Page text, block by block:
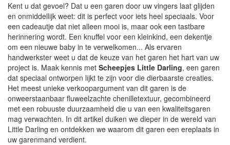
Kent u dat gevoel? Dat u een garen door uw vingers laat glijden
en onmiddellijk weet: dit is perfect voor iets heel speciaals. Voor
een cadeautje dat niet alleen mooi is, maar ook een tastbare
herinnering wordt. Een knuffel voor een kleinkind, een dekentje
om een nieuwe baby in te verwelkomen... Als ervaren
handwerkster weet u dat de keuze van het garen het hart van uw
project is. Maak kennis met Scheepjes Little Darling, een garen
dat speciaal ontworpen lijkt te zijn voor die dierbaarste creaties.
Het meest unieke verkoopargument van dit garen is de
onweerstaanbaar fluweelzachte chenilletextuur, gecombineerd
met een robuuste duurzaamheid die u van een kwaliteitsgaren
mag verwachten. In dit artikel duiken we dieper in de wereld van
Little Darling en ontdekken we waarom dit garen een ereplaats in
uw garenmand verdient.